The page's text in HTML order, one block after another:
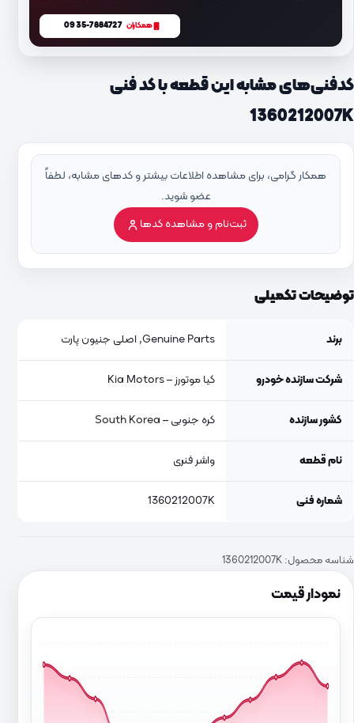
نمودار قیمت
همکاران 0935-7884727
کدفنی‌های مشابه این قطعه با کد فنی
1360212007K
همکار گرامی، برای مشاهده اطلاعات بیشتر و کدهای مشابه، لطفاً
عضو شوید.
ثبت‌نام و مشاهده کدها
توضیحات تکمیلی
برند Genuine Parts, اصلی جنیون پارت
شرکت سازنده خودرو کیا موتورز – Kia Motors
کشور سازنده کره جنوبی – South Korea
نام قطعه واشر فنری
شماره فنی 1360212007K
شناسه محصول: 1360212007K